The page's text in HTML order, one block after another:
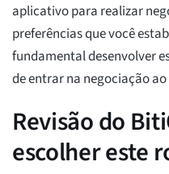
aplicativo para realizar
preferências que você
fundamental desenvolver
de entrar na negociação
Revisão do
escolher este